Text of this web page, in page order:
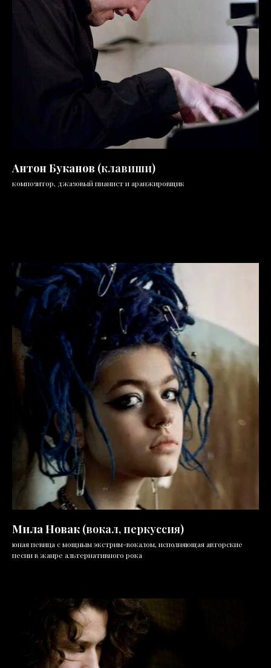
Антон Буканов (клавиши)
композитор, джазовый пианист и аранжировщик
Мила Новак (вокал, перкуссия)
юная певица с мощным экстрим-вокалом, исполняющая авторские
песни в жанре альтернативного рока